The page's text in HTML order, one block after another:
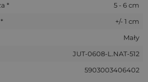
z personalizacją - od detalu
woreczki jutowew różnych
lub dodajemy zawieszki z nazwą
*
5 - 6 cm
+/- 1 cm
Mały
JUT-0608-L.NAT-512
5903003406402